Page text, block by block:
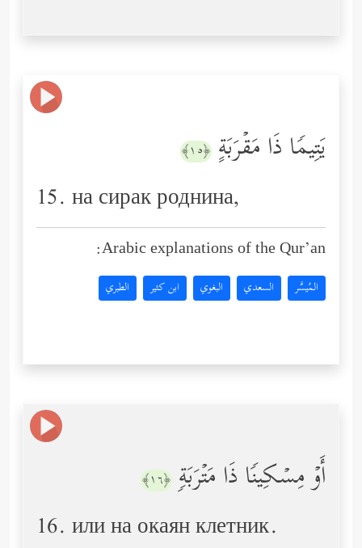
یَتِیمࣰا ذَا مَقۡرَبَةٍ ﴿١٥﴾
15. на сирак роднина,
Arabic explanations of the Qur’an:
المُيسَّر السعدي البغوي ابن كثير الطبري
أَوۡ مِسۡكِینࣰا ذَا مَتۡرَبَةࣲ ﴿١٦﴾
16. или на окаян клетник.